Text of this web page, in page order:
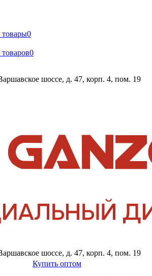
0
0
шоссе, д. 47, корп. 4, пом. 19
шоссе, д. 47, корп. 4, пом. 19
Купить оптом